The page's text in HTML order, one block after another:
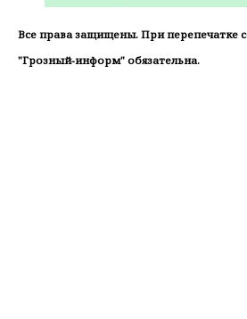
Все права защищены. При перепечатке
"Грозный-информ" обязательна.